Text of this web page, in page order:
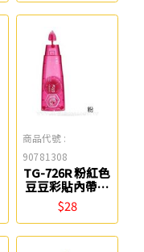
商品代號 :
90781308
TG-726R 粉紅色
豆豆彩貼內帶捲
雙面膠帶 6mm
PLUS
$28